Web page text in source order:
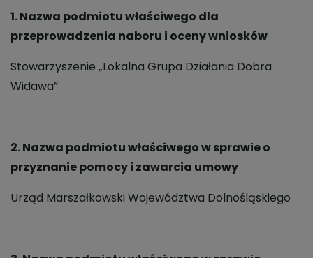
1. Nazwa podmiotu właściwego dla
przeprowadzenia naboru i oceny wniosków
Stowarzyszenie „Lokalna Grupa Działania Dobra
Widawa”
2. Nazwa podmiotu właściwego w sprawie o
przyznanie pomocy i zawarcia umowy
Urząd Marszałkowski Województwa Dolnośląskiego